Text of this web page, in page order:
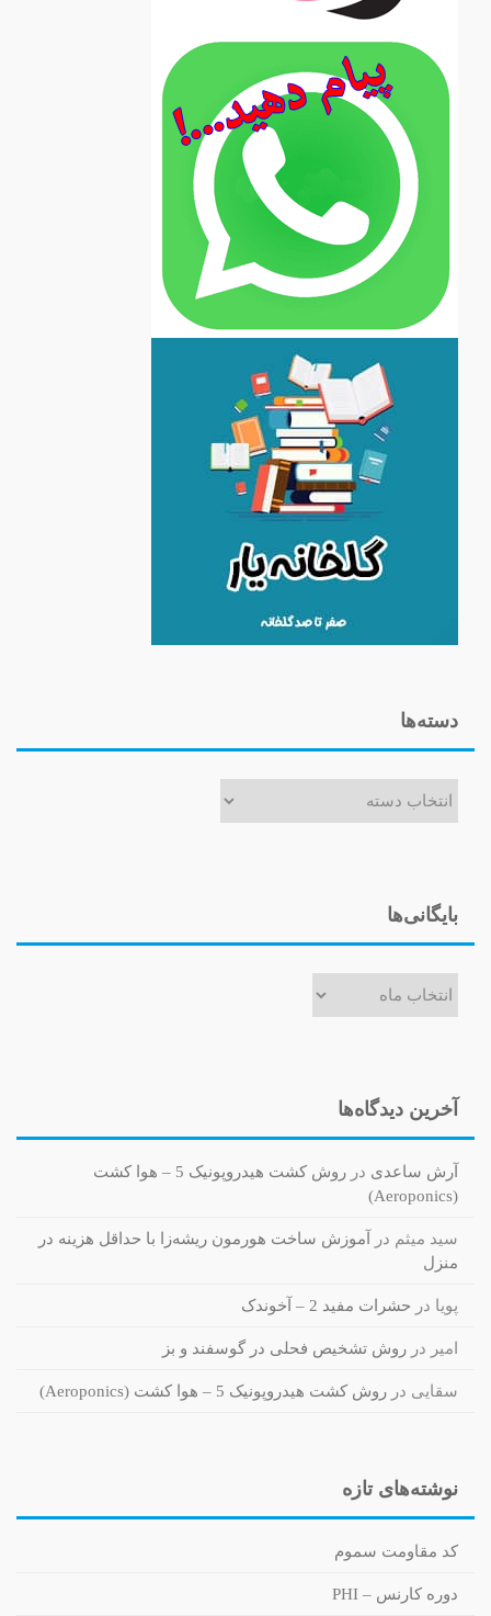
دسته‌ها
بایگانی‌ها
آخرین دیدگاه‌ها
آرش ساعدی در
روش کشت هیدروپونیک 5 – هوا کشت
(Aeroponics)
سید میثم در
آموزش ساخت هورمون ریشه‌زا با حداقل هزینه در
منزل
پویا در حشرات مفید 2 – آخوندک
امیر در روش تشخیص فحلی در گوسفند و بز
سقایی در روش کشت هیدروپونیک 5 – هوا کشت (Aeroponics)
نوشته‌های تازه
کد مقاومت سموم
دوره کارنس – PHI